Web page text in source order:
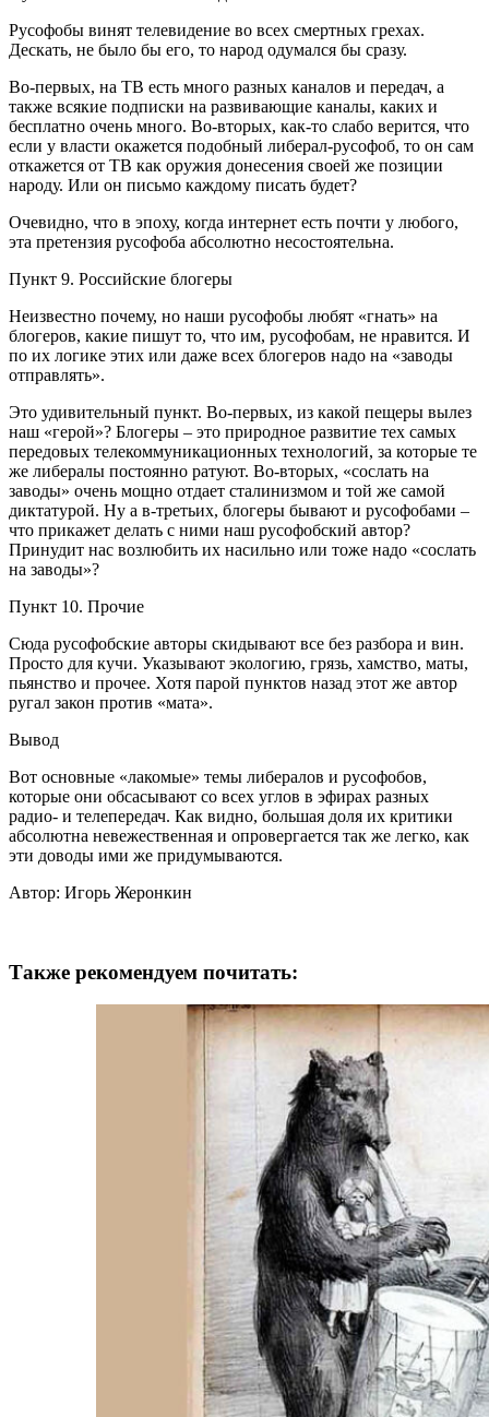
Русофобы винят телевидение во всех смертных грехах.
Дескать, не было бы его, то народ одумался бы сразу.
Во-первых, на ТВ есть много разных каналов и передач, а
также всякие подписки на развивающие каналы, каких и
бесплатно очень много. Во-вторых, как-то слабо верится, что
если у власти окажется подобный либерал-русофоб, то он сам
откажется от ТВ как оружия донесения своей же позиции
народу. Или он письмо каждому писать будет?
Очевидно, что в эпоху, когда интернет есть почти у любого,
эта претензия русофоба абсолютно несостоятельна.
Пункт 9. Российские блогеры
Неизвестно почему, но наши русофобы любят «гнать» на
блогеров, какие пишут то, что им, русофобам, не нравится. И
по их логике этих или даже всех блогеров надо на «заводы
отправлять».
Это удивительный пункт. Во-первых, из какой пещеры вылез
наш «герой»? Блогеры – это природное развитие тех самых
передовых телекоммуникационных технологий, за которые те
же либералы постоянно ратуют. Во-вторых, «сослать на
заводы» очень мощно отдает сталинизмом и той же самой
диктатурой. Ну а в-третьих, блогеры бывают и русофобами –
что прикажет делать с ними наш русофобский автор?
Принудит нас возлюбить их насильно или тоже надо «сослать
на заводы»?
Пункт 10. Прочие
Сюда русофобские авторы скидывают все без разбора и вин.
Просто для кучи. Указывают экологию, грязь, хамство, маты,
пьянство и прочее. Хотя парой пунктов назад этот же автор
ругал закон против «мата».
Вывод
Вот основные «лакомые» темы либералов и русофобов,
которые они обсасывают со всех углов в эфирах разных
радио- и телепередач. Как видно, большая доля их критики
абсолютна невежественная и опровергается так же легко, как
эти доводы ими же придумываются.
Автор: Игорь Жеронкин
Также рекомендуем почитать: